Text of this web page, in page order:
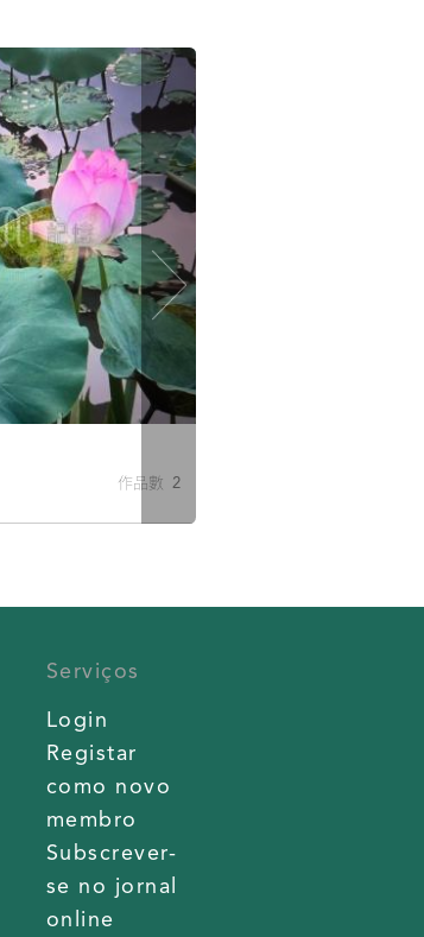
作品數 2
Serviços
Login
Registar
como novo
membro
Subscrever-
se no jornal
online